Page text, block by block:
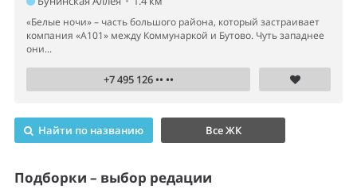
«Белые ночи» – часть большого района, который застраивает
компания «А101» между Коммунаркой и Бутово. Чуть западнее
они...
+7 495 126 •• ••
Найти по названию Все ЖК
Подборки – выбор редации